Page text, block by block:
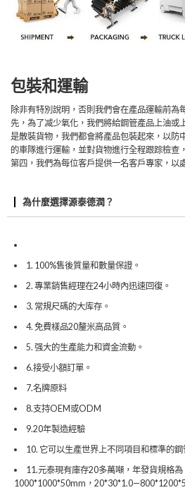
包裝和運輸
除非有特別說明，否則我們會在產品運輸前為
先，為了减少氧化，我們將給鋼管產品上油或
是散裝貨物，我們都會將產品包裝起來，以防
的車隊進行運輸，並對貨物進行全程跟踪檢查
第四，我們為每位客戶提供一名客戶專家，以
為什麼選擇源泰德潤？
1. 100%售後質量和數量保證。
2. 專業銷售經理在24小時內迅速回復。
3. 常規尺碼的大库存。
4. 免費樣品20釐米高品質。
5. 强大的生產能力和資金流動。
6.接受小額訂單。
7.名牌原料
8.支持OEM或ODM
9.20年製造經驗
10. 它可以生產世界上不同項目和標準的鋼
11.元泰現有庫存20多萬噸，年發貨規格
1000*1000*50mm，